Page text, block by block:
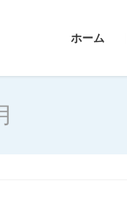
ホーム